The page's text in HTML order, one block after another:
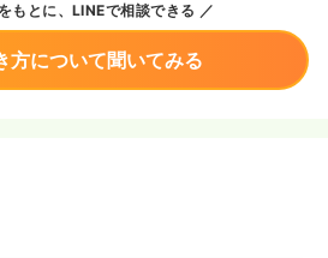
もとに、LINEで相談できる
方について聞いてみる